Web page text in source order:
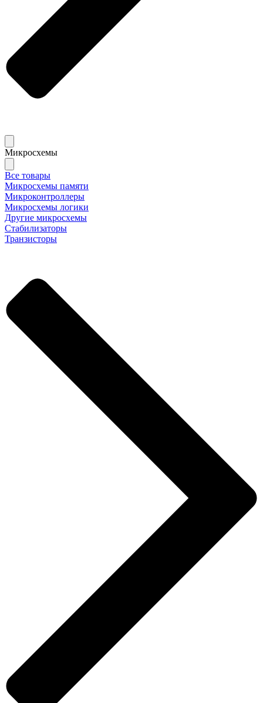
Микросхемы
Все товары
Микросхемы памяти
Микроконтроллеры
Микросхемы логики
Другие микросхемы
Стабилизаторы
Транзисторы